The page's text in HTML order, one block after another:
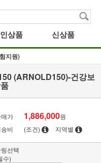
상품 신상품
지원)
(ARNOLD150)-건강보
가 1,886,000원
비
(조건) 지역별
선택
수)